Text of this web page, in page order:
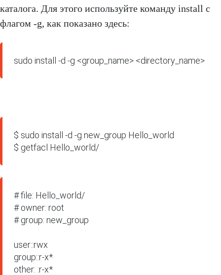
каталога. Для этого используйте команду install с
флагом -g, как показано здесь:
sudo install -d -g <group_name> <directory_name>
$ sudo install -d -g new_group Hello_world
$ getfacl Hello_world/
# file: Hello_world/
# owner: root
# group: new_group
user::rwx
group::r-x*
other: :r-x*